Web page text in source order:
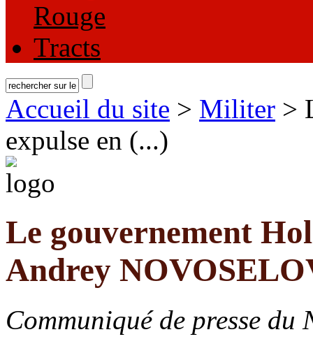
Rouge
Tracts
Accueil du site > Militer >
expulse en (...)
Le gouvernement
Andrey
Communiqué de presse du